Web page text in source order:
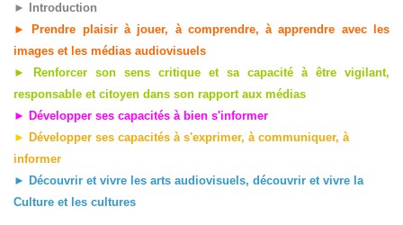
► Introduction
►
Prendre plaisir à jouer, à comprendre, à apprendre avec les
images et les médias audiovisuels
►
Renforcer son sens critique et sa capacité à être vigilant,
responsable et citoyen dans son rapport aux médias
► Développer ses capacités à bien s'informer
► Développer ses capacités à s'exprimer, à communiquer, à
informer
► Découvrir et vivre les arts audiovisuels, découvrir et vivre la
Culture et les cultures